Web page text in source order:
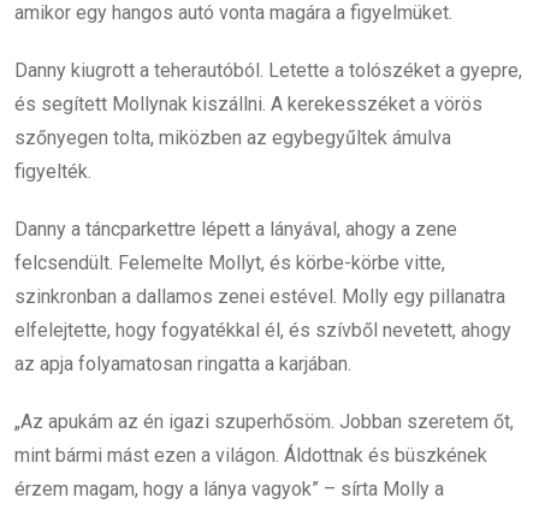
amikor egy hangos autó vonta magára a figyelmüket.
Danny kiugrott a teherautóból. Letette a tolószéket a gyepre,
és segített Mollynak kiszállni. A kerekesszéket a vörös
szőnyegen tolta, miközben az egybegyűltek ámulva
figyelték.
Danny a táncparkettre lépett a lányával, ahogy a zene
felcsendült. Felemelte Mollyt, és körbe-körbe vitte,
szinkronban a dallamos zenei estével. Molly egy pillanatra
elfelejtette, hogy fogyatékkal él, és szívből nevetett, ahogy
az apja folyamatosan ringatta a karjában.
„Az apukám az én igazi szuperhősöm. Jobban szeretem őt,
mint bármi mást ezen a világon. Áldottnak és büszkének
érzem magam, hogy a lánya vagyok” – sírta Molly a